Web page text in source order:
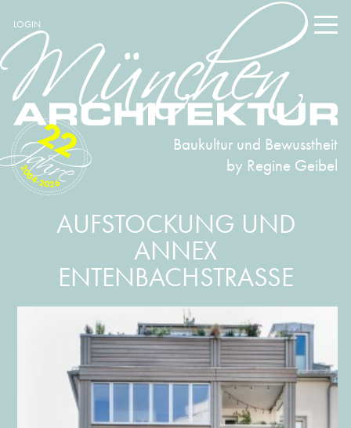
LOGIN
Baukultur und Bewusstheit
by Regine Geibel
2004-2026
22
AUFSTOCKUNG UND
ANNEX
ENTENBACHSTRASSE